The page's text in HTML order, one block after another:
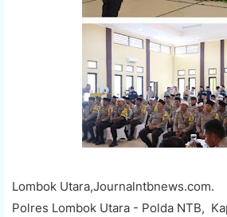
Lombok Utara,Journalntbnews.com.
Polres Lombok Utara - Polda NTB,